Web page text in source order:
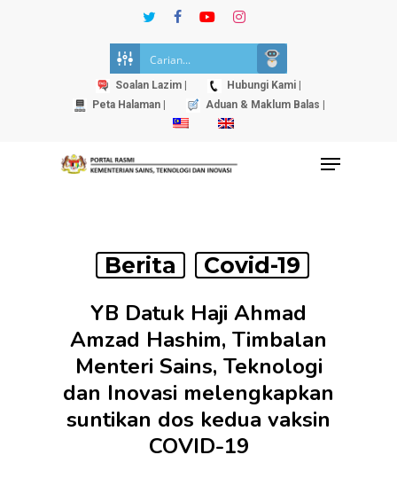
twitterfacebookyoutubeinstagram
Soalan Lazim |
Hubungi Kami |
Peta Halaman |
Aduan & Maklum Balas |
Menu
Berita Covid-19
YB Datuk Haji Ahmad
Amzad Hashim, Timbalan
Menteri Sains, Teknologi
dan Inovasi melengkapkan
suntikan dos kedua vaksin
COVID-19